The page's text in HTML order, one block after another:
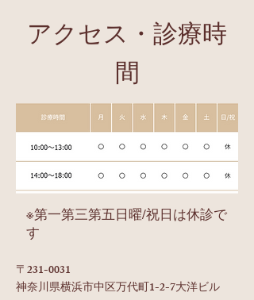
アクセス・​診療時
間
​※第一第三第五日曜/祝日は休診で
す
〒231-0031
神奈川県横浜市中区万代町1-2-7大洋ビル